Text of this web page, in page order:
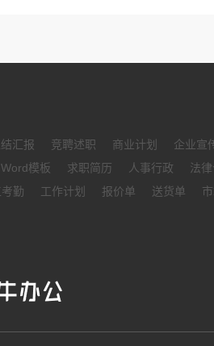
汇报 竞聘述职 商业计划
企业宣
Word模板 求职简历 人事行政
法
勤 工作计划 报价单 送货单